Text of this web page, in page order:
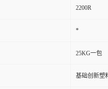
2200R
*
25KG一包
基础创新塑